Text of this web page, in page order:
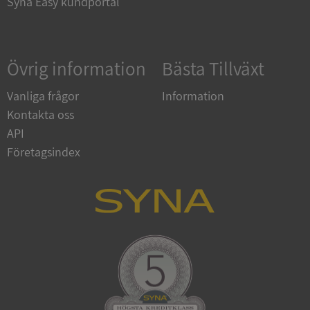
Övrig information
Vanliga frågor
Kontakta oss
API
Företagsindex
Bästa Tillväxt
Information
VISITOR_PRIVACY_METADATA
YouTube
Privacy Policy